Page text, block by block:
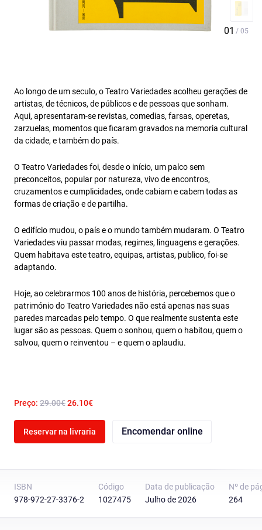
Ao longo de um seculo, o Teatro Variedades acolheu gerações de
artistas, de técnicos, de públicos e de pessoas que sonham.
Aqui, apresentaram-se revistas, comedias, farsas, operetas,
zarzuelas, momentos que ficaram gravados na memoria cultural
da cidade, e também do país.
O Teatro Variedades foi, desde o início, um palco sem
preconceitos, popular por natureza, vivo de encontros,
cruzamentos e cumplicidades, onde cabiam e cabem todas as
formas de criação e de partilha.
O edifício mudou, o país e o mundo também mudaram. O Teatro
Variedades viu passar modas, regimes, linguagens e gerações.
Quem habitava este teatro, equipas, artistas, publico, foi-se
adaptando.
Hoje, ao celebrarmos 100 anos de história, percebemos que o
património do Teatro Variedades não está apenas nas suas
paredes marcadas pelo tempo. O que realmente sustenta este
lugar são as pessoas. Quem o sonhou, quem o habitou, quem o
salvou, quem o reinventou – e quem o aplaudiu.
Preço: 29.00€26.10€
Reservar na livraria Encomendar online
ISBN
978-972-27-3376-2
Código
1027475
Data de publicação
Julho de 2026
Nº de
264